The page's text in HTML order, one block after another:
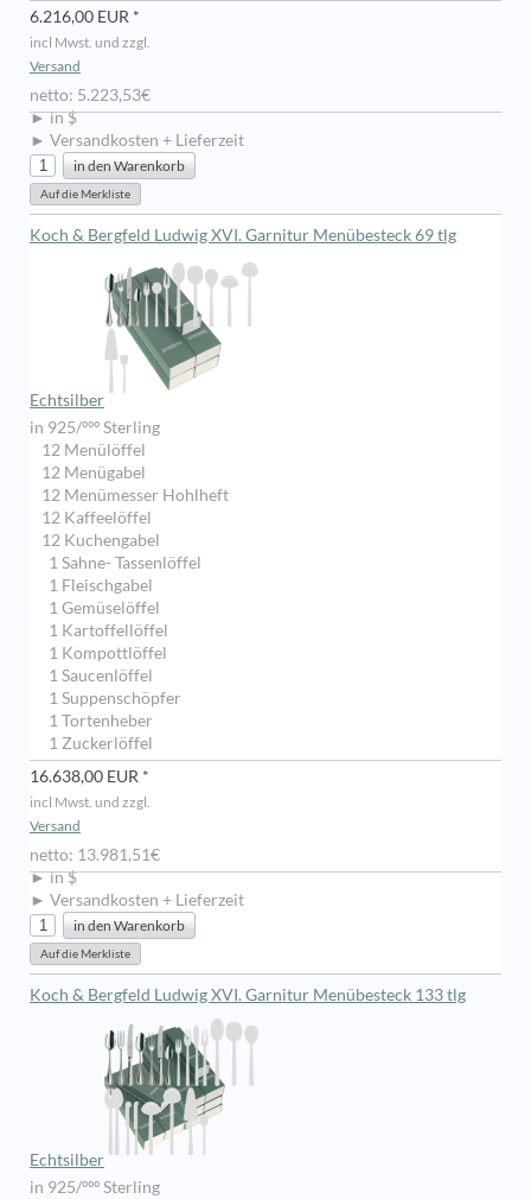
6.216,00 EUR *
incl Mwst. und zzgl.
Versand
netto: 5.223,53€
► in $
► Versandkosten + Lieferzeit
Koch & Bergfeld Ludwig XVI. Garnitur Menübesteck 69 tlg
Echtsilber
in 925/ººº Sterling
12 Menülöffel
12 Menügabel
12 Menümesser Hohlheft
12 Kaffeelöffel
12 Kuchengabel
1 Sahne- Tassenlöffel
1 Fleischgabel
1 Gemüselöffel
1 Kartoffellöffel
1 Kompottlöffel
1 Saucenlöffel
1 Suppenschöpfer
1 Tortenheber
1 Zuckerlöffel
16.638,00 EUR *
incl Mwst. und zzgl.
Versand
netto: 13.981,51€
► in $
► Versandkosten + Lieferzeit
Koch & Bergfeld Ludwig XVI. Garnitur Menübesteck 133 tlg
Echtsilber
in 925/ººº Sterling